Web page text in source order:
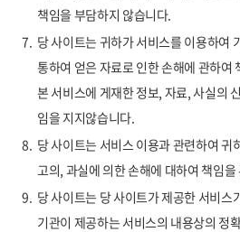
책임을 부담하지 않습니다.
7. 당 사이트는 귀하가 서비스를 이용하여
통하여 얻은 자료로 인한 손해에 관하여
본 서비스에 게재한 정보, 자료, 사실의
임을 지지않습니다.
8. 당 사이트는 서비스 이용과 관련하여 귀
고의, 과실에 의한 손해에 대하여 책임
9. 당 사이트는 당 사이트가 제공한 서비스
기관이 제공하는 서비스의 내용상의 정